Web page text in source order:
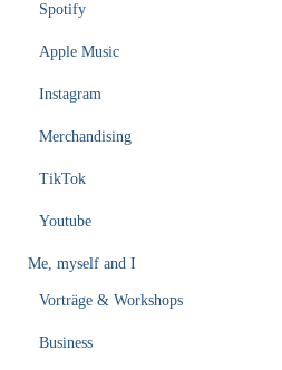
Spotify
Apple Music
Instagram
Merchandising
TikTok
Youtube
Me, myself and I
Vorträge & Workshops
Business